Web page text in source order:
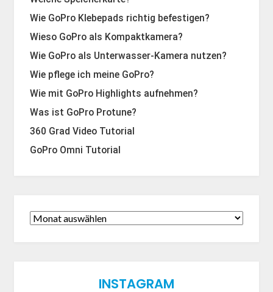
Wie GoPro Klebepads richtig befestigen?
Wieso GoPro als Kompaktkamera?
Wie GoPro als Unterwasser-Kamera nutzen?
Wie pflege ich meine GoPro?
Wie mit GoPro Highlights aufnehmen?
Was ist GoPro Protune?
360 Grad Video Tutorial
GoPro Omni Tutorial
INSTAGRAM